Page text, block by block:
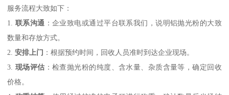
服务流程大致如下：
1. 联系沟通 ：企业致电或通过平台联系我们，说明铝抛光粉的大致
数量和存放方式。
2.安排上门 ：根据预约时间，回收人员准时到达企业现场。
3. 现场评估 ：检查抛光粉的纯度、含水量、杂质含量等，确定回收
价格。